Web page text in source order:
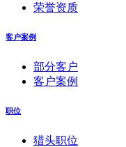
荣誉资质
客户案例
部分客户
客户案例
职位
猎头职位